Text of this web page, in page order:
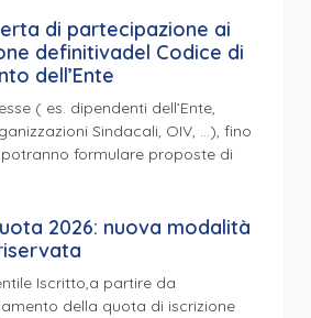
di partecipazione ai
definitivadel Codice di
dell’Ente
( es. dipendenti dell’Ente,
Sindacali, OIV, …), fino
formulare proposte di
2026: nuova modalità
Iscritto,a partire da
della quota di iscrizione